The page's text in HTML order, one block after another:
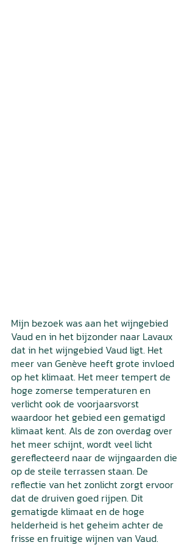
Mijn bezoek was aan het wijngebied
Vaud en in het bijzonder naar Lavaux
dat in het wijngebied Vaud ligt. Het
meer van Genève heeft grote invloed
op het klimaat. Het meer tempert de
hoge zomerse temperaturen en
verlicht ook de voorjaarsvorst
waardoor het gebied een gematigd
klimaat kent. Als de zon overdag over
het meer schijnt, wordt veel licht
gereflecteerd naar de wijngaarden die
op de steile terrassen staan. De
reflectie van het zonlicht zorgt ervoor
dat de druiven goed rijpen. Dit
gematigde klimaat en de hoge
helderheid is het geheim achter de
frisse en fruitige wijnen van Vaud.